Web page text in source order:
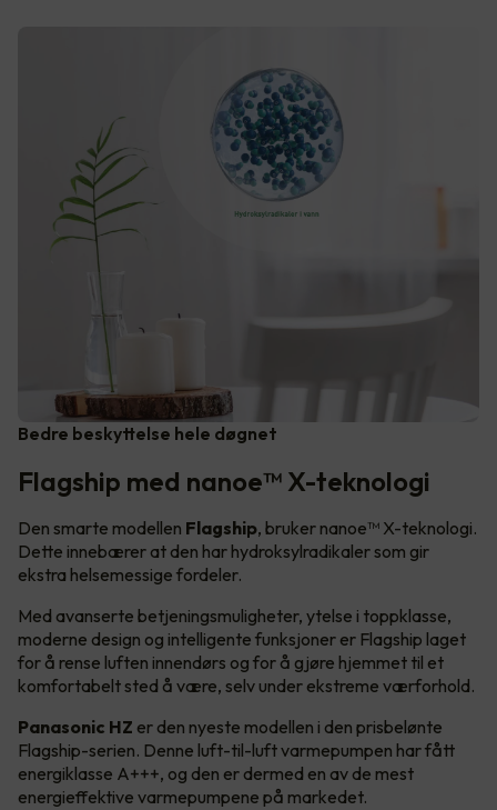
Bedre beskyttelse hele døgnet
Flagship med nanoe™ X-teknologi
Den smarte modellen Flagship, bruker nanoe™ X-teknologi.
Dette innebærer at den har hydroksylradikaler som gir
ekstra helsemessige fordeler.
Med avanserte betjeningsmuligheter, ytelse i toppklasse,
moderne design og intelligente funksjoner er Flagship laget
for å rense luften innendørs og for å gjøre hjemmet til et
komfortabelt sted å være, selv under ekstreme værforhold.
Panasonic HZ er den nyeste modellen i den prisbelønte
Flagship-serien. Denne luft-til-luft varmepumpen har fått
energiklasse A+++, og den er dermed en av de mest
energieffektive varmepumpene på markedet.